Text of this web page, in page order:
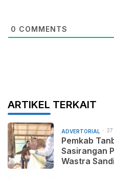
0 COMMENTS
ARTIKEL TERKAIT
ADVERTORIAL 27
Pemkab
Sasirangan
Wastra